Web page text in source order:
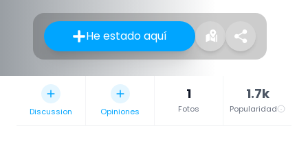
He estado aquí
Discussion Opiniones
1
Fotos
1.7k
Popularidad